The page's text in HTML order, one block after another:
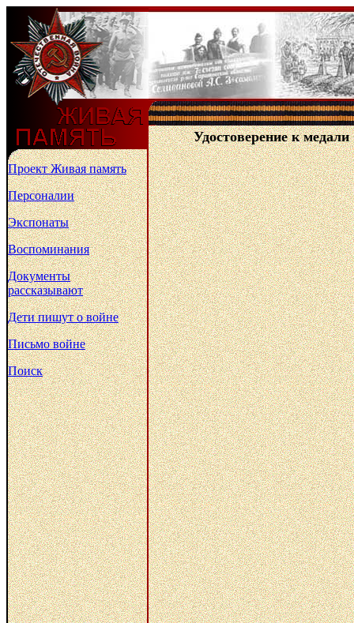
Удостоверение к
Проект Живая память
Персоналии
Экспонаты
Воспоминания
Документы
рассказывают
Дети пишут о войне
Письмо войне
Поиск